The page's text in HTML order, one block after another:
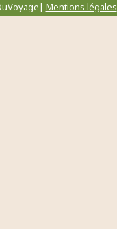
Mentions légales